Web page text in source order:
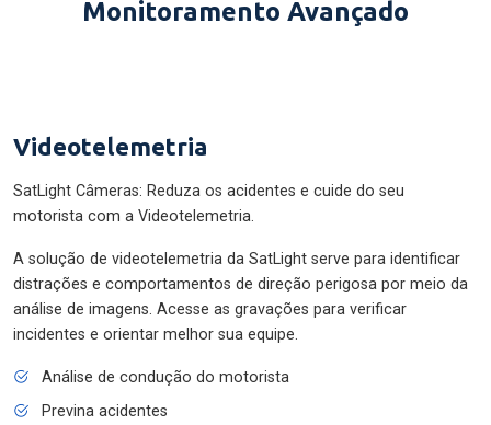
Monitoramento Avançado
Videotelemetria
SatLight Câmeras: Reduza os acidentes e cuide do seu
motorista com a Videotelemetria.
A solução de videotelemetria da SatLight serve para identificar
distrações e comportamentos de direção perigosa por meio da
análise de imagens. Acesse as gravações para verificar
incidentes e orientar melhor sua equipe.
Análise de condução do motorista
Previna acidentes